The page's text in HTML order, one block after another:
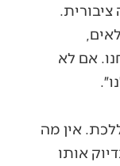
אם לא
אין מה
אותו